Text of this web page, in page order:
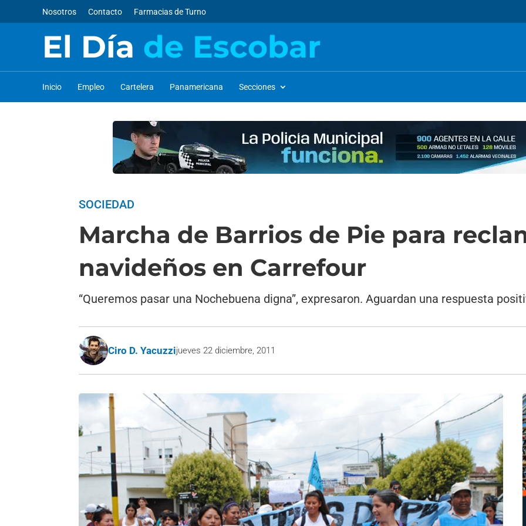
Nosotros Contacto Farmacias de Turno
El Día de Escobar
Inicio Empleo Cartelera Panamericana Secciones
SOCIEDAD
Marcha de Barrios de Pie para
navideños en Carrefour
“Queremos pasar una Nochebuena digna”, expresaron. Aguardan una respuesta
Ciro D. Yacuzzijueves 22 diciembre, 2011